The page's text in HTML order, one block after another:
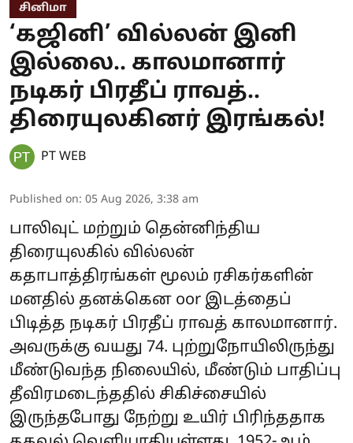
சினிமா
‘கஜினி’ வில்லன் இனி
இல்லை.. காலமானார்
நடிகர் பிரதீப் ராவத்..
திரையுலகினர் இரங்கல்!
PT WEB
Published on: 05 Aug 2026, 3:38 am
பாலிவுட் மற்றும் தென்னிந்திய
திரையுலகில் வில்லன்
கதாபாத்திரங்கள் மூலம் ரசிகர்களின்
மனதில் தனக்கென oor இடத்தைப்
பிடித்த நடிகர் பிரதீப் ராவத் காலமானார்.
அவருக்கு வயது 74. புற்றுநோயிலிருந்து
மீண்டுவந்த நிலையில், மீண்டும் பாதிப்பு
தீவிரமடைந்ததில் சிகிச்சையில்
இருந்தபோது நேற்று உயிர் பிரிந்ததாக